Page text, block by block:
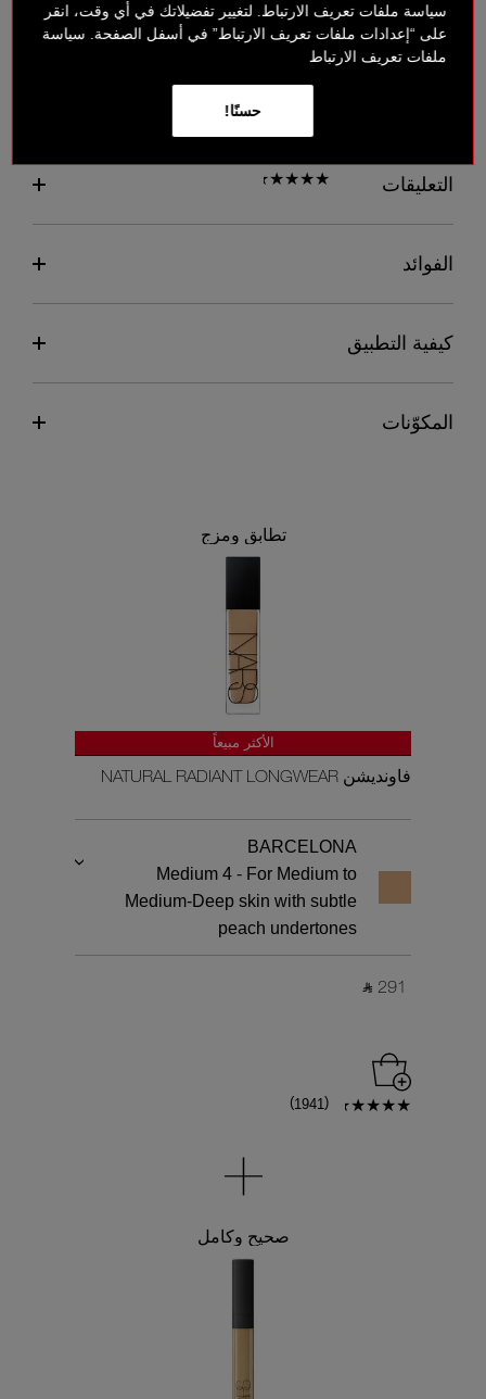
سياسة ملفات تعريف الارتباط. لتغيير تفضيلاتك في أي وقت، انقر
على “إعدادات ملفات تعريف الارتباط” في أسفل الصفحة. سياسة
ملفات تعريف الارتباط
حسنًا!
متوفر على صفحة الدفع
التعليقات
الفوائد
كيفية التطبيق
المكوّنات
تطابق ومزج
الأكثر مبيعاً
فاونديشن NATURAL RADIANT LONGWEAR
BARCELONA
Medium 4 - For Medium to
Medium-Deep skin with subtle
peach undertones
‎ ⃁ 291 ‎
(
1941
)
صحيح وكامل